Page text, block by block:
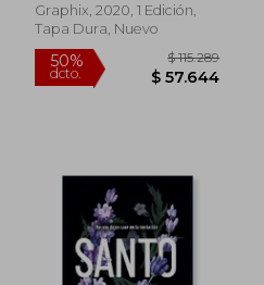
Graphix, 2020, 1 Edición,
Tapa Dura, Nuevo